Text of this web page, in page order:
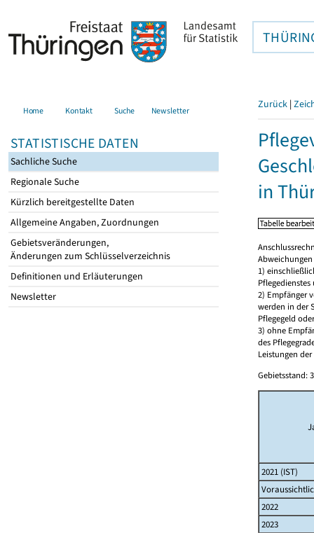
Home Kontakt Suche Newsletter
STATISTISCHE DATEN
Sachliche Suche
Regionale Suche
Kürzlich bereitgestellte Daten
Allgemeine Angaben, Zuordnungen
Gebietsveränderungen,
Änderungen zum Schlüsselverzeichnis
Definitionen und Erläuterungen
Newsletter
Zurück |
in
1)
2) Empfänger
werden in der
Pflegegeld
3) ohne
des
Leistungen
Gebietsstand:
2021 (IST)
2022
2023